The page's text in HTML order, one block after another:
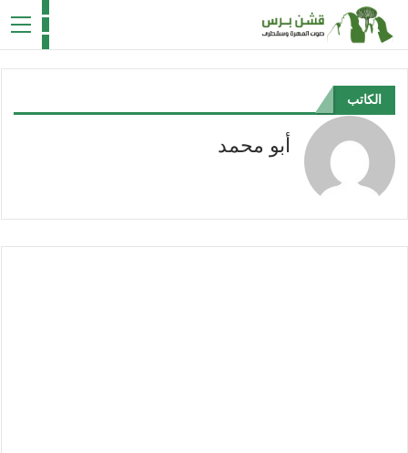
الكاتب
أبو محمد